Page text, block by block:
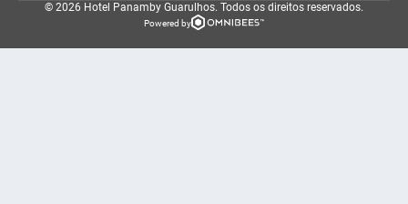
© 2026 Hotel Panamby Guarulhos. Todos os direitos reservados.
Powered by